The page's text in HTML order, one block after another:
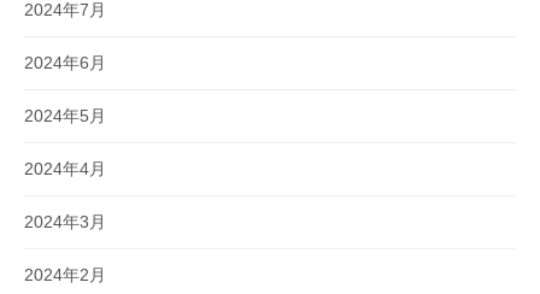
2024年7月
2024年6月
2024年5月
2024年4月
2024年3月
2024年2月